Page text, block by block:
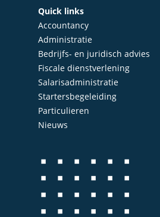
Quick links
Accountancy
Administratie
Bedrijfs- en juridisch advies
Fiscale dienstverlening
Salarisadministratie
Startersbegeleiding
Particulieren
Nieuws